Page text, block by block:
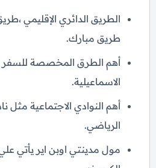
الطريق الدائري الإقليمي
طريق مبارك.
أهم الطرق المخصصة
الاسماعيلية.
أهم النوادي الاجتماعية مثل
الرياضي.
مول مدينتي اوبن اير يأتي